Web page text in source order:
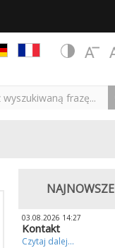
NAJNOWSZE
03.08.2026 14:27
Kontakt
Czytaj dalej...